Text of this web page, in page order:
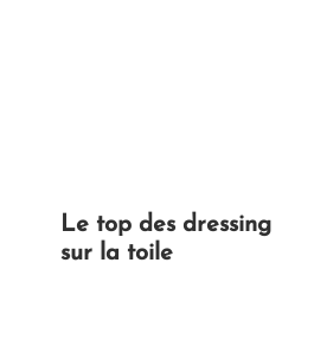
Le top des dressing
sur la toile